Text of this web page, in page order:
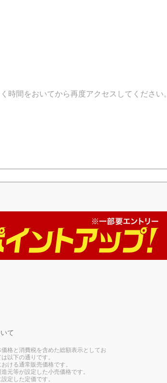
時間をおいてから再度アクセスしてください。
て
格と消費税を含めた総額表示としてお
以下の通りです。
ける通常販売価格です。
元等が設定した小売価格です。
定した定価です。